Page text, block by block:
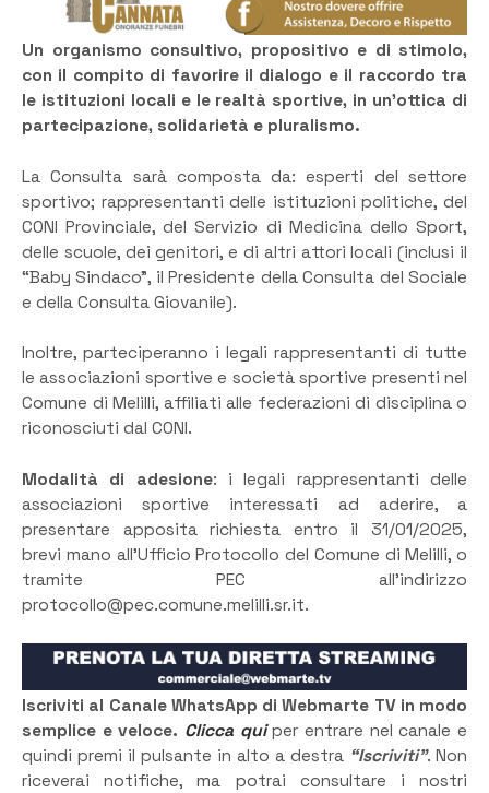
Un organismo consultivo, propositivo e di stimolo,
con il compito di favorire il dialogo e il raccordo tra
le istituzioni locali e le realtà sportive, in un’ottica di
partecipazione, solidarietà e pluralismo.
La Consulta sarà composta da: esperti del settore
sportivo; rappresentanti delle istituzioni politiche, del
CONI Provinciale, del Servizio di Medicina dello Sport,
delle scuole, dei genitori, e di altri attori locali (inclusi il
“Baby Sindaco”, il Presidente della Consulta del Sociale
e della Consulta Giovanile).
Inoltre, parteciperanno i legali rappresentanti di tutte
le associazioni sportive e società sportive presenti nel
Comune di Melilli, affiliati alle federazioni di disciplina o
riconosciuti dal CONI.
Modalità di adesione: i legali rappresentanti delle
associazioni sportive interessati ad aderire, a
presentare apposita richiesta entro il 31/01/2025,
brevi mano all’Ufficio Protocollo del Comune di Melilli, o
tramite PEC all’indirizzo
protocollo@pec.comune.melilli.sr.it.
Iscriviti al Canale WhatsApp di Webmarte TV in modo
semplice e veloce. Clicca quiper entrare nel canale e
quindi premi il pulsante in alto a destra “Iscriviti”. Non
riceverai notifiche, ma potrai consultare i nostri